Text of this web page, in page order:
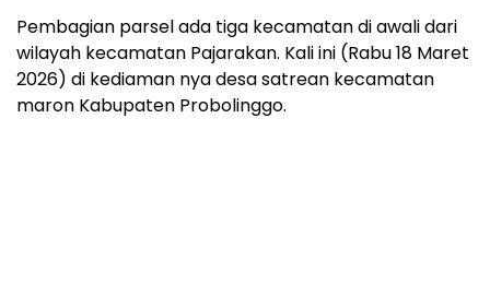
Pembagian parsel ada tiga kecamatan di awali dari
wilayah kecamatan Pajarakan. Kali ini (Rabu 18 Maret
2026) di kediaman nya desa satrean kecamatan
maron Kabupaten Probolinggo.